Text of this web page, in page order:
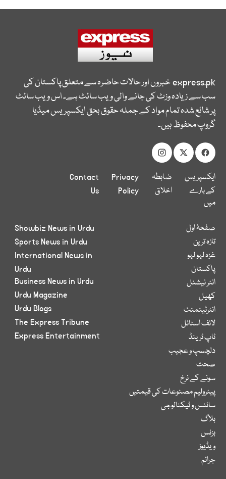
express.pkخبروں اور حالات حاضرہ سے متعلق پاکستان کی
سب سے زیادہ وزٹ کی جانے والی ویب سائٹ ہے۔ اس ویب سائٹ
پر شائع شدہ تمام مواد کے جملہ حقوق بحق ایکسپریس میڈیا
گروپ محفوظ ہیں۔
ایکسپریس
کے بارے
میں
ضابطہ
اخلاق
Privacy
Policy
Contact
Us
صفحۂ اول
تازہ ترین
غزہ لہو لہو
پاکستان
انٹر نیشنل
کھیل
انٹرٹینمنٹ
لائف اسٹائل
ٹاپ ٹرینڈ
دلچسپ و عجیب
صحت
سونے کے نرخ
پیٹرولیم مصنوعات کی قیمتیں
سائنس و ٹیکنالوجی
بلاگ
بزنس
ویڈیوز
جرائم
Showbiz News in Urdu
Sports News in Urdu
International News in
Urdu
Business News in Urdu
Urdu Magazine
Urdu Blogs
The Express Tribune
Express Entertainment